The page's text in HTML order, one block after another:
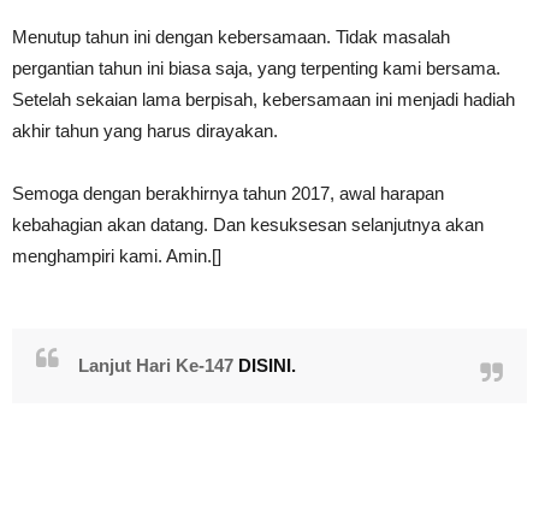
Menutup tahun ini dengan kebersamaan. Tidak masalah
pergantian tahun ini biasa saja, yang terpenting kami bersama.
Setelah sekaian lama berpisah, kebersamaan ini menjadi hadiah
akhir tahun yang harus dirayakan.
Semoga dengan berakhirnya tahun 2017, awal harapan
kebahagian akan datang. Dan kesuksesan selanjutnya akan
menghampiri kami. Amin.[]
Lanjut Hari Ke-147 DISINI.